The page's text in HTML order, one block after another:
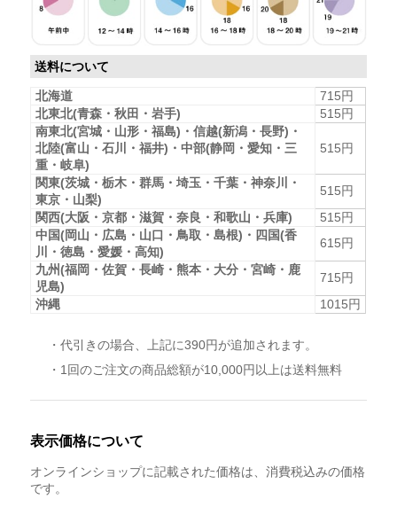
送料について
北海道
715円
北東北(青森・秋田・岩手)
515円
南東北(宮城・山形・福島)・信越(新潟・長野)・
北陸(富山・石川・福井)・中部(静岡・愛知・三
重・岐阜)
515円
関東(茨城・栃木・群馬・埼玉・千葉・神奈川・
東京・山梨)
515円
関西(大阪・京都・滋賀・奈良・和歌山・兵庫)
515円
中国(岡山・広島・山口・鳥取・島根)・四国(香
川・徳島・愛媛・高知)
615円
九州(福岡・佐賀・長崎・熊本・大分・宮崎・鹿
児島)
715円
沖縄
1015円
・代引きの場合、上記に390円が追加されます。
・1回のご注文の商品総額が10,000円以上は送料無料
表示価格について
オンラインショップに記載された価格は、消費税込みの価格
です。